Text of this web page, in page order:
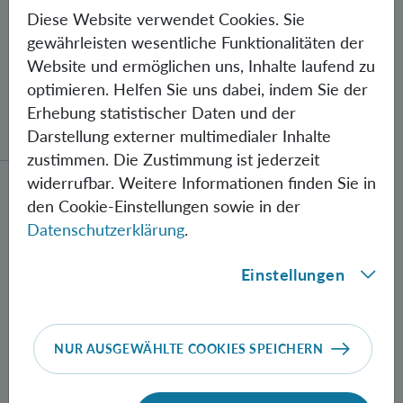
Gegen Fehler geschützte Quantenbits
verschränkt
Neue Methode zur Herstellung verschränkter
Diese Website verwendet Cookies. Sie
gewährleisten wesentliche Funktionalitäten der
Website und ermöglichen uns, Inhalte laufend zu
optimieren. Helfen Sie uns dabei, indem Sie der
Erhebung statistischer Daten und der
Darstellung externer multimedialer Inhalte
zustimmen. Die Zustimmung ist jederzeit
widerrufbar. Weitere Informationen finden Sie in
den Cookie-Einstellungen sowie in der
Datenschutzerklärung.
Einstellungen
NUR AUSGEWÄHLTE COOKIES SPEICHERN